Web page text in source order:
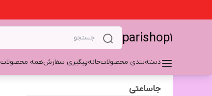
parishop1
دسته‌بندی محصولاتخانهپیگیری سفارشهمه محصولات
جاساعتی